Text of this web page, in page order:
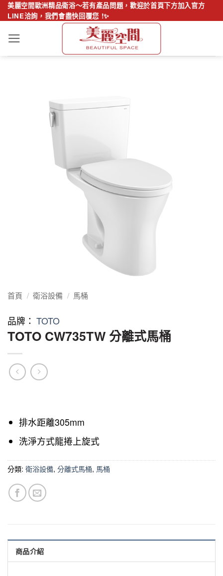
Skip
to
content
美麗空間歐洲精品衛浴～若有產品問題，歡迎於首頁下方加入官方
LINE洽詢，我們會盡快回覆您 !✨
首頁 / 衛浴設備 / 馬桶
品牌： TOTO
TOTO CW735TW 分離式馬桶
排水距離305mm
洗淨方式龍捲上旋式
分類: 衛浴設備, 分離式馬桶, 馬桶
商品介紹